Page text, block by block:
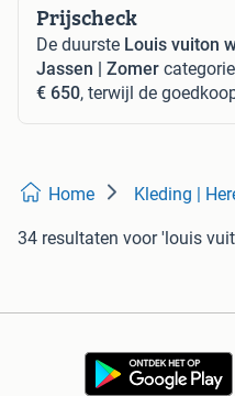
Prijscheck
De duurste Louis vuiton
Jassen | Zomer
€ 650, terwijl de
Home Kleding |
34 resultaten voor 'louis